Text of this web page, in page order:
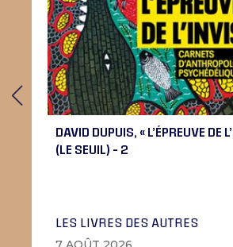
DAVID DUPUIS, « L’ÉPREUVE DE
(LE SEUIL) – 2
LES LIVRES DES AUTRES